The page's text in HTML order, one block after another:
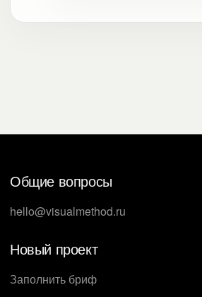
Общие вопросы
hello@visualmethod.ru
Новый проект
Заполнить бриф